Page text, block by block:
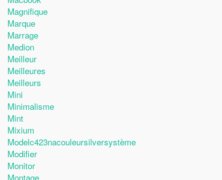
Magnifique
Marque
Marrage
Medion
Meilleur
Meilleures
Meilleurs
Mini
Minimalisme
Mint
Mixium
Modelc423nacouleursilversystème
Modifier
Monitor
Montage